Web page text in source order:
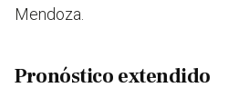
Mendoza.
Pronóstico extendido